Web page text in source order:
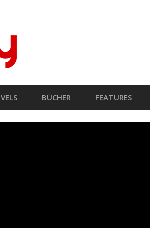
BÜCHER FEATURES